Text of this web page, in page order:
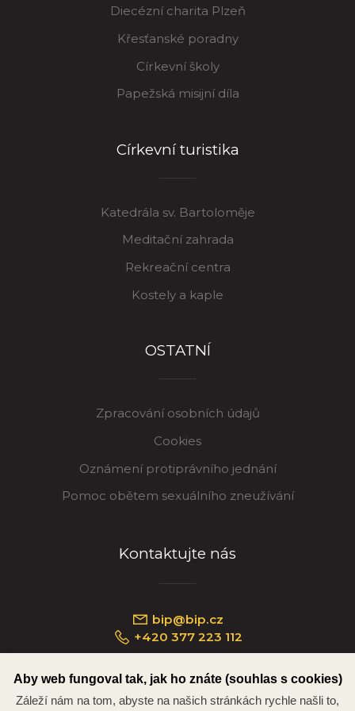
Diecézní charita Plzeň
Křesťanské poradny
Církevní školy
Papežská misijní díla
Církevní turistika
Katedrála sv. Bartoloměje
Meditační zahrada
Rekreační centra
Kostely a kaple
OSTATNÍ
Zpracování osobních údajů
Cookies
Oznámení protiprávního jednání
Pomoc obětem sexuálního zneužívání
Kontaktujte nás
bip@bip.cz
+420 377 223 112
Aby web fungoval tak, jak ho znáte (souhlas s cookies)
Záleží nám na tom, abyste na našich stránkách rychle našli to,